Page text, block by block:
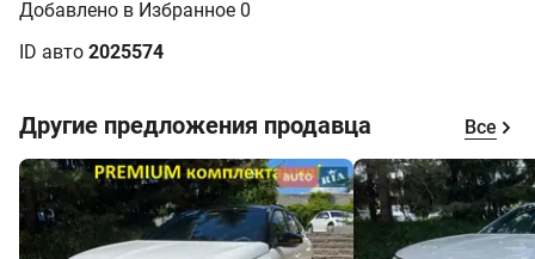
Добавлено в Избранное 0
ID авто 2025574
Другие предложения продавца Все